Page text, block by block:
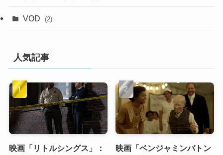
VOD (2)
人気記事
映画「リトルシングス」：
映画「ベンジャミンバトン